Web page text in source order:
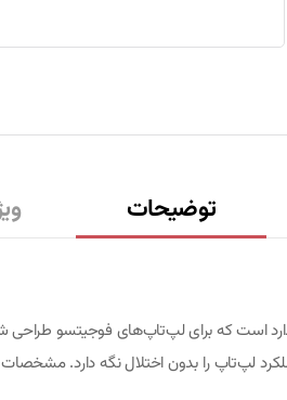
توضیحات